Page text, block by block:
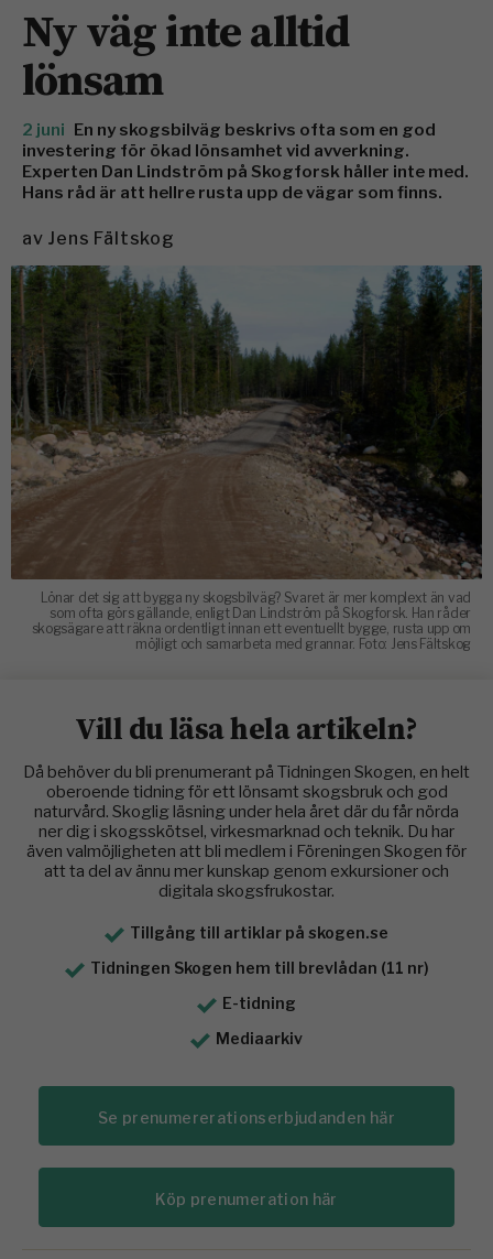
Ny väg inte alltid
lönsam
2 juni En ny skogsbilväg beskrivs ofta som en god
investering för ökad lönsamhet vid avverkning.
Experten Dan Lindström på Skogforsk håller inte med.
Hans råd är att hellre rusta upp de vägar som finns.
av Jens Fältskog
Lönar det sig att bygga ny skogsbilväg? Svaret är mer komplext än vad
som ofta görs gällande, enligt Dan Lindström på Skogforsk. Han råder
skogsägare att räkna ordentligt innan ett eventuellt bygge, rusta upp om
möjligt och samarbeta med grannar. Foto: Jens Fältskog
Vill du läsa hela artikeln?
Då behöver du bli prenumerant på Tidningen Skogen, en helt
oberoende tidning för ett lönsamt skogsbruk och god
naturvård. Skoglig läsning under hela året där du får nörda
ner dig i skogsskötsel, virkesmarknad och teknik. Du har
även valmöjligheten att bli medlem i Föreningen Skogen för
att ta del av ännu mer kunskap genom exkursioner och
digitala skogsfrukostar.
Tillgång till artiklar på skogen.se
Tidningen Skogen hem till brevlådan (11 nr)
E-tidning
Mediaarkiv
Se prenumererationserbjudanden här
Köp prenumeration här